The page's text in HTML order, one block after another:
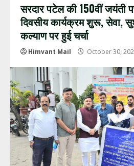
सरदार पटेल की 150वीं जयंती
दिवसीय कार्यक्रम शुरू, सेवा,
कल्याण पर हुई चर्चा
Himvant Mail October 30,